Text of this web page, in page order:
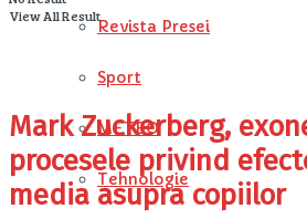
Revista Presei
Sport
METEO
Tehnologie
View All Result
Mark Zuckerberg,
procesele privind
media asupra copiilor